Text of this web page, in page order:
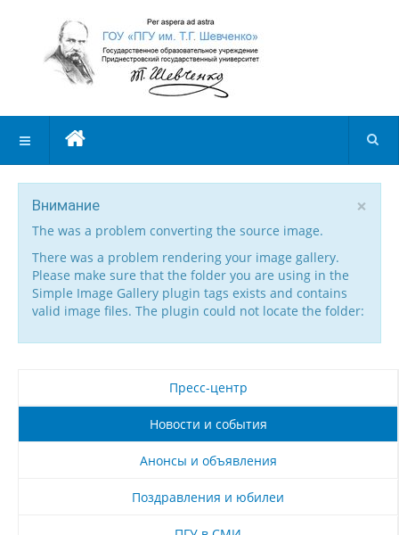
×
Внимание
The was a problem converting the source image.
There was a problem rendering your image gallery.
Please make sure that the folder you are using in the
Simple Image Gallery plugin tags exists and contains
valid image files. The plugin could not locate the folder:
Пресс-центр
Новости и события
Анонсы и объявления
Поздравления и юбилеи